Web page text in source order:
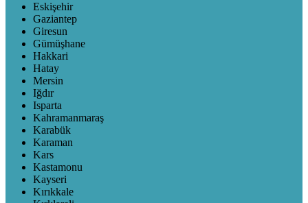
Eskişehir
Gaziantep
Giresun
Gümüşhane
Hakkari
Hatay
Mersin
Iğdır
Isparta
Kahramanmaraş
Karabük
Karaman
Kars
Kastamonu
Kayseri
Kırıkkale